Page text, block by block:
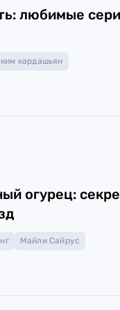
любимые
ким кардашьян
огурец:
Майли Сайрус